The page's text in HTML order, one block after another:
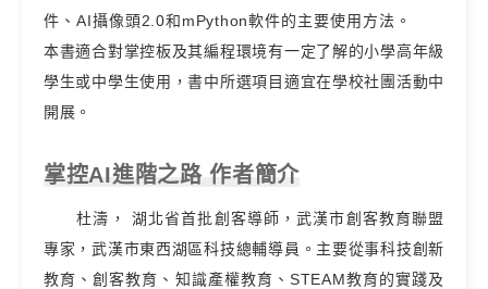
件、AI攝像頭2.0和mPython軟件的主要使用方法。
本書適合對掌控板及其編程環境有一定了解的小學高年級
學生或中學生使用，書中所選項目適宜在學校社團活動中
開展。
掌控AI進階之路 作者簡介
杜濤， 湖北省首批創客導師，武漢市創客教育聯盟
專家，武漢市東西湖區科技總輔導員。主要從事科技創新
教育、創客教育、知識產權教育、STEAM教育的實踐及